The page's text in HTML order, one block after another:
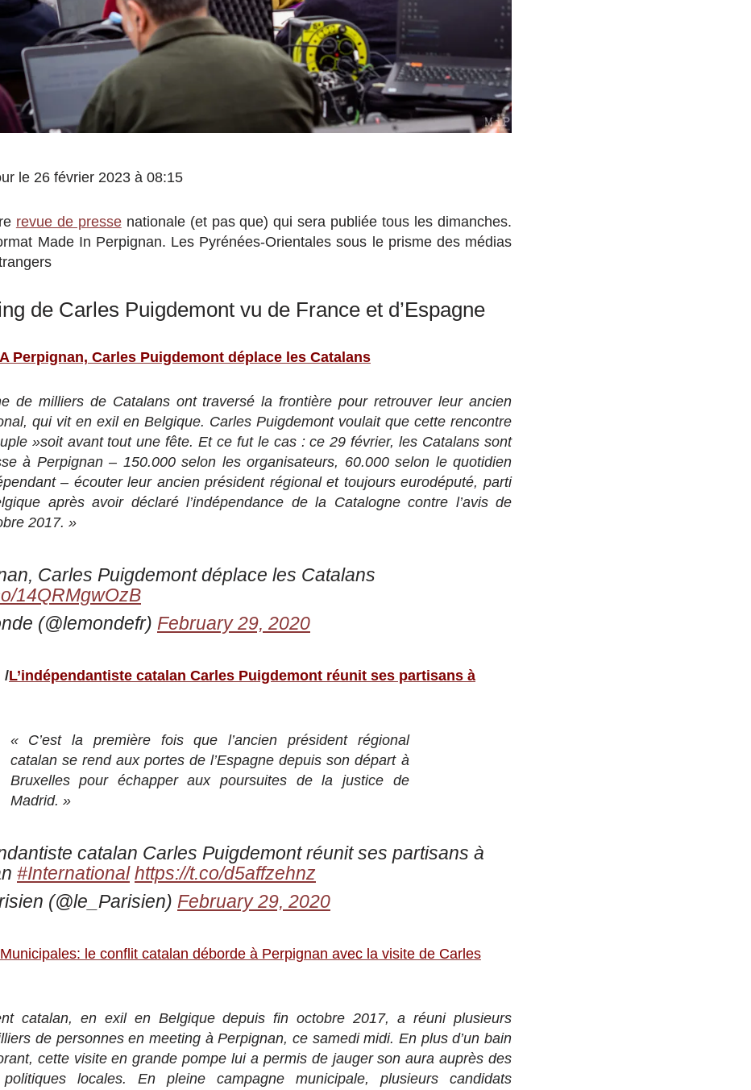
le 26 février 2023 à 08:15
revue de pressenationale (et pas que) qui sera publiée tous les dimanches.
Made In Perpignan. Les Pyrénées-Orientales sous le prisme des médias
de Carles Puigdemont vu de France et d’Espagne
A Perpignan, Carles Puigdemont déplace les Catalans
de milliers de Catalans ont traversé la frontière pour retrouver leur ancien
qui vit en exil en Belgique. Carles Puigdemont voulait que cette rencontre
»soit avant tout une fête. Et ce fut le cas : ce 29 février, les Catalans sont
à Perpignan – 150.000 selon les organisateurs, 60.000 selon le quotidien
– écouter leur ancien président régional et toujours eurodéputé, parti
après avoir déclaré l’indépendance de la Catalogne contre l’avis de
2017. »
Carles Puigdemont déplace les Catalans
14QRMgwOzB
(@lemondefr) February 29, 2020
/L’indépendantiste catalan Carles Puigdemont réunit ses partisans à
« C’est la première fois que l’ancien président régional
catalan se rend aux portes de l’Espagne depuis son départ à
Bruxelles pour échapper aux poursuites de la justice de
Madrid. »
catalan Carles Puigdemont réunit ses partisans à
#International https://t.co/d5affzehnz
(@le_Parisien) February 29, 2020
Municipales: le conflit catalan déborde à Perpignan avec la visite de Carles
catalan, en exil en Belgique depuis fin octobre 2017, a réuni plusieurs
de personnes en meeting à Perpignan, ce samedi midi. En plus d’un bain
cette visite en grande pompe lui a permis de jauger son aura auprès des
politiques locales. En pleine campagne municipale, plusieurs candidats